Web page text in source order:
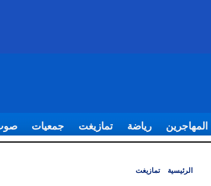
المهاجرين رياضة تمازيغت جمعيات
الرئيسية |تمازيغت